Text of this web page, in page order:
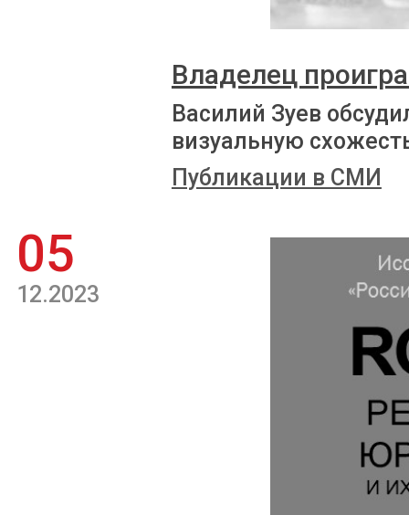
Владелец
Василий Зуев
визуальную
Публикации в СМИ
05
12.2023